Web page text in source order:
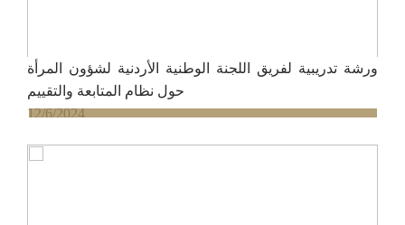
ورشة تدريبية لفريق اللجنة الوطنية الأردنية لشؤون المرأة
حول نظام المتابعة والتقييم
12/6/2024